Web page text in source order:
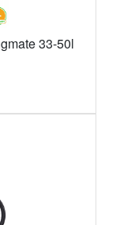
33-50l